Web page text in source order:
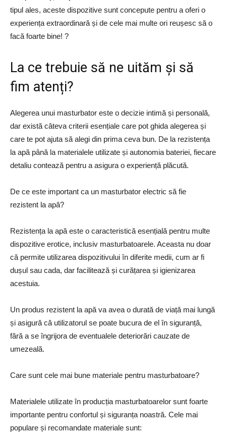
tipul ales, aceste dispozitive sunt concepute pentru a oferi o
experiența extraordinară și de cele mai multe ori reușesc să o
facă foarte bine! ?
La ce trebuie să ne uităm și să
fim atenți?
Alegerea unui masturbator este o decizie intimă și personală,
dar există câteva criterii esențiale care pot ghida alegerea și
care te pot ajuta să alegi din prima ceva bun. De la rezistența
la apă până la materialele utilizate și autonomia bateriei, fiecare
detaliu contează pentru a asigura o experiență plăcută.
De ce este important ca un masturbator electric să fie
rezistent la apă?
Rezistența la apă este o caracteristică esențială pentru multe
dispozitive erotice, inclusiv masturbatoarele. Aceasta nu doar
că permite utilizarea dispozitivului în diferite medii, cum ar fi
dușul sau cada, dar facilitează și curățarea și igienizarea
acestuia.
Un produs rezistent la apă va avea o durată de viață mai lungă
și asigură că utilizatorul se poate bucura de el în siguranță,
fără a se îngrijora de eventualele deteriorări cauzate de
umezeală.
Care sunt cele mai bune materiale pentru masturbatoare?
Materialele utilizate în producția masturbatoarelor sunt foarte
importante pentru confortul și siguranța noastră. Cele mai
populare și recomandate materiale sunt: